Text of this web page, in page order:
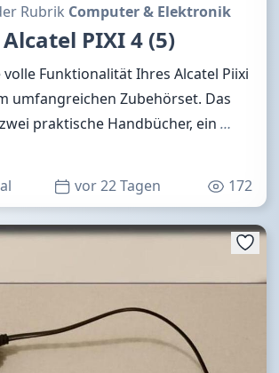
Rubrik Computer & Elektronik
PIXI 4 (5)
volle Funktionalität Ihres Alcatel Piixi
umfangreichen Zubehörset. Das
praktische Handbücher, ein …
vor 22 Tagen 172